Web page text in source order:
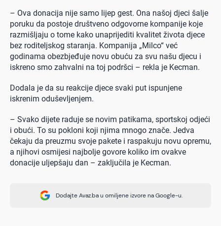
– Ova donacija nije samo lijep gest. Ona našoj djeci šalje
poruku da postoje društveno odgovorne kompanije koje
razmišljaju o tome kako unaprijediti kvalitet života djece
bez roditeljskog staranja. Kompanija „Milco“ već
godinama obezbjeđuje novu obuću za svu našu djecu i
iskreno smo zahvalni na toj podršci – rekla je Kecman.
Dodala je da su reakcije djece svaki put ispunjene
iskrenim oduševljenjem.
– Svako dijete raduje se novim patikama, sportskoj odjeći
i obući. To su pokloni koji njima mnogo znače. Jedva
čekaju da preuzmu svoje pakete i raspakuju novu opremu,
a njihovi osmijesi najbolje govore koliko im ovakve
donacije uljepšaju dan – zaključila je Kecman.
Dodajte Avaz.ba u omiljene izvore na Google-u.